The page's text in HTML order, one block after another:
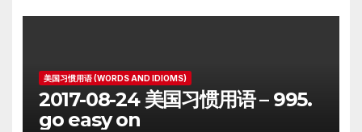
美国习惯用语 (WORDS AND IDIOMS)
2017-08-24 美国习惯用语 – 995.
go easy on